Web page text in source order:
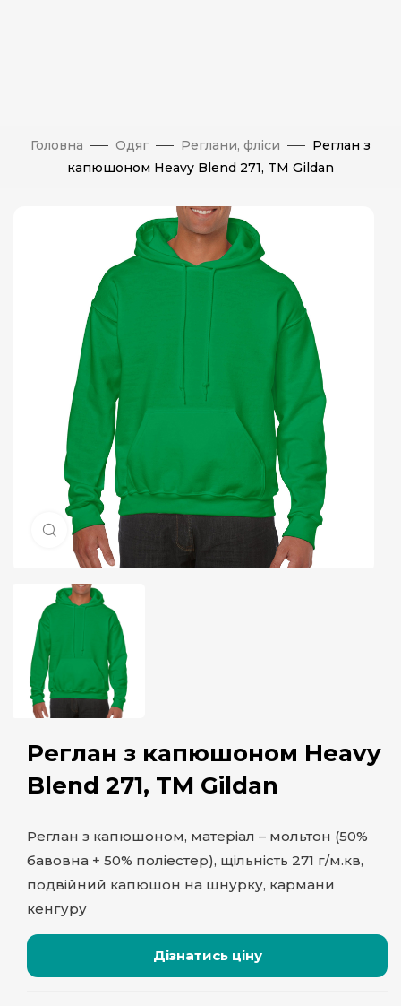
Головна Одяг Реглани, фліси
Реглан з
капюшоном Heavy Blend 271, TM Gildan
Натисніть, щоб збільшити
Реглан з капюшоном Heavy
Blend 271, TM Gildan
Реглан з капюшоном, матеріал – мольтон (50%
бавовна + 50% поліестер), щільність 271 г/м.кв,
подвійний капюшон на шнурку, кармани
кенгуру
Дізнатись ціну